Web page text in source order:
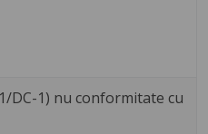
DC-1) nu conformitate cu